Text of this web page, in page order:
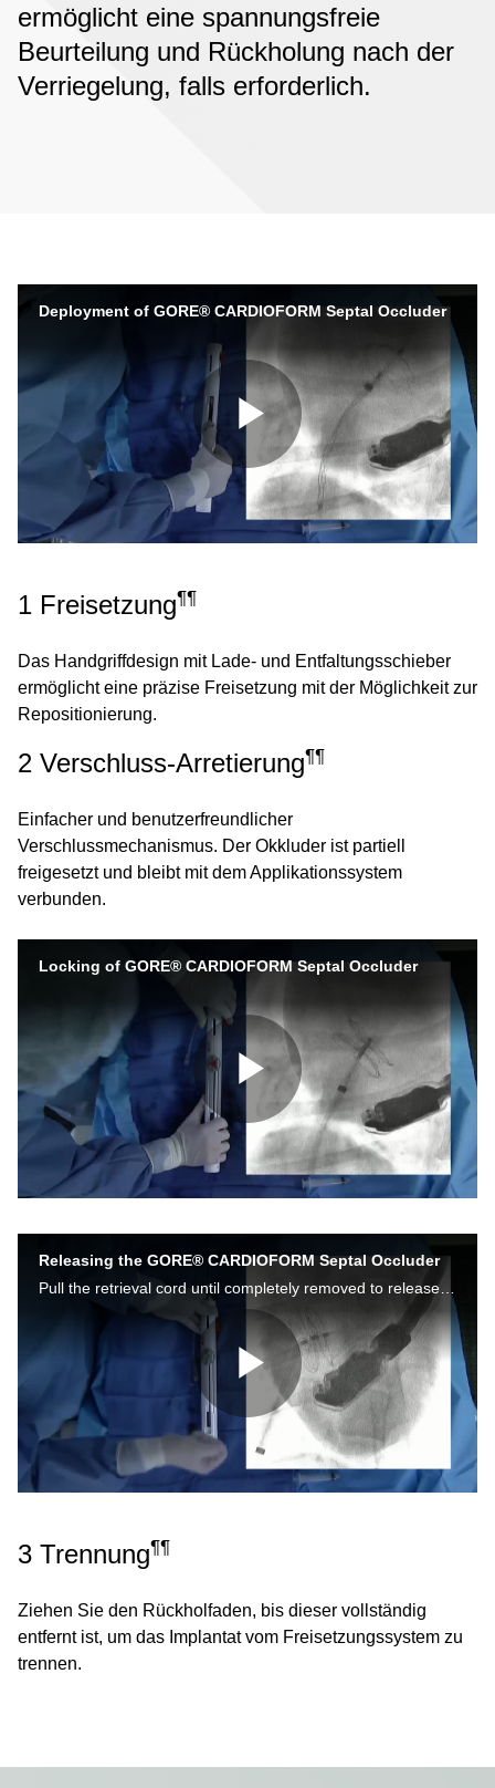
ermöglicht eine spannungsfreie
Beurteilung und Rückholung nach der
Verriegelung, falls erforderlich.
Deployment of GORE® CARDIOFORM Septal Occluder
Video
1 Freisetzung¶¶
Das Handgriffdesign mit Lade- und Entfaltungsschieber
ermöglicht eine präzise Freisetzung mit der Möglichkeit zur
Repositionierung.
2 Verschluss-Arretierung¶¶
Einfacher und benutzerfreundlicher
Verschlussmechanismus. Der Okkluder ist partiell
freigesetzt und bleibt mit dem Applikationssystem
verbunden.
Locking of GORE® CARDIOFORM Septal Occluder
Video
abspielen
Releasing the GORE® CARDIOFORM Septal Occluder
Pull the retrieval cord until completely removed to release the device from the delivery system. Learn More https://www.goremedical.com/products/cardioform/septal-occluder IFU https://eifu.goremedical.com/index.aspx?docid=225
Video
3 Trennung¶¶
Ziehen Sie den Rückholfaden, bis dieser vollständig
entfernt ist, um das Implantat vom Freisetzungssystem zu
trennen.